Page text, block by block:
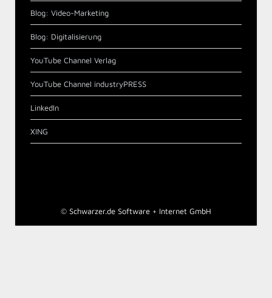
Blog: Video-Marketing
Blog: Digitalisierung
YouTube Channel Verlag
YouTube Channel industryPRESS
LinkedIn
XING
© Schwarzer.de Software + Internet GmbH